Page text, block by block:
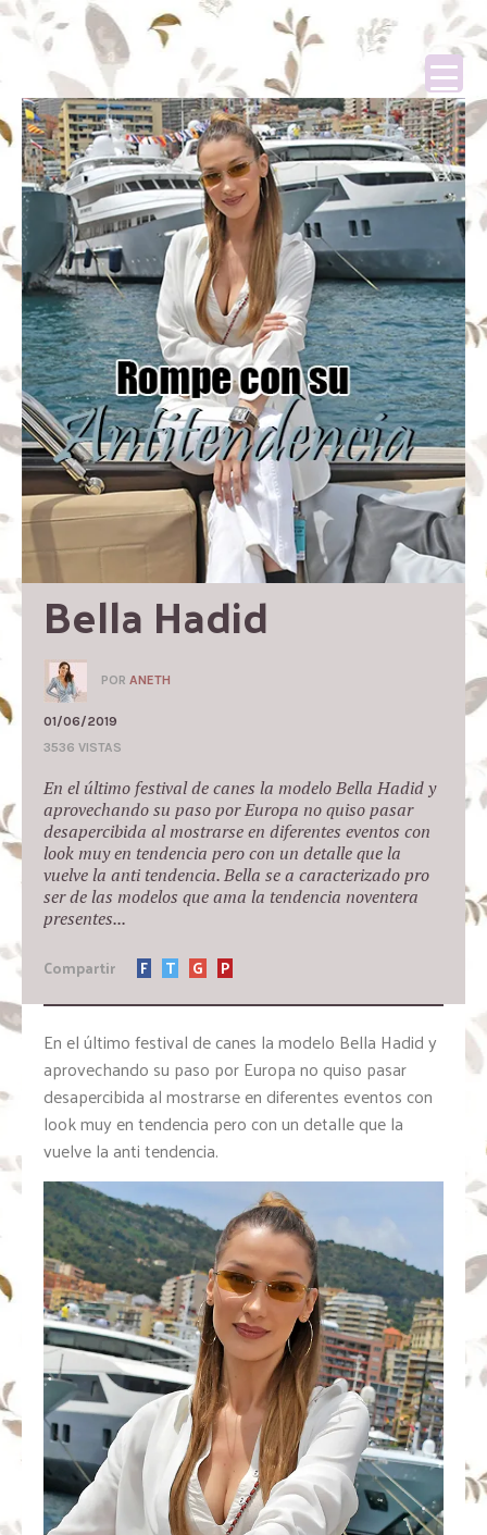
Bella Hadid
POR ANETH
01/06/2019
3536 VISTAS
En el último festival de canes la modelo Bella Hadid y
aprovechando su paso por Europa no quiso pasar
desapercibida al mostrarse en diferentes eventos con
look muy en tendencia pero con un detalle que la
vuelve la anti tendencia. Bella se a caracterizado pro
ser de las modelos que ama la tendencia noventera
presentes...
Compartir F T G P
En el último festival de canes la modelo Bella Hadid y
aprovechando su paso por Europa no quiso pasar
desapercibida al mostrarse en diferentes eventos con
look muy en tendencia pero con un detalle que la
vuelve la anti tendencia.